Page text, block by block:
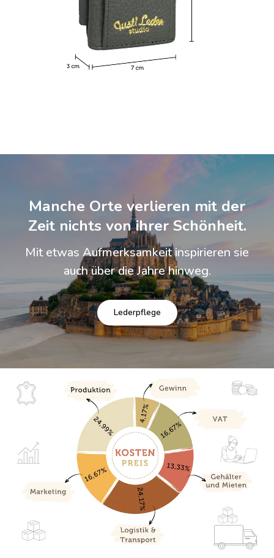
Manche Orte verlieren mit der
Zeit nichts von ihrer Schönheit.
Mit etwas Aufmerksamkeit inspirieren sie
auch über die Jahre hinweg.
Lederpflege